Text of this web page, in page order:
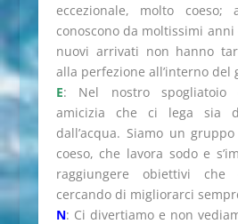
eccezionale, molto
conoscono da moltissimi
nuovi arrivati non hanno
alla perfezione all’interno del
E: Nel nostro spogliatoio
amicizia che ci lega sia
dall’acqua. Siamo un
coeso, che lavora sodo e
raggiungere obiettivi
cercando di migliorarci
N: Ci divertiamo e non